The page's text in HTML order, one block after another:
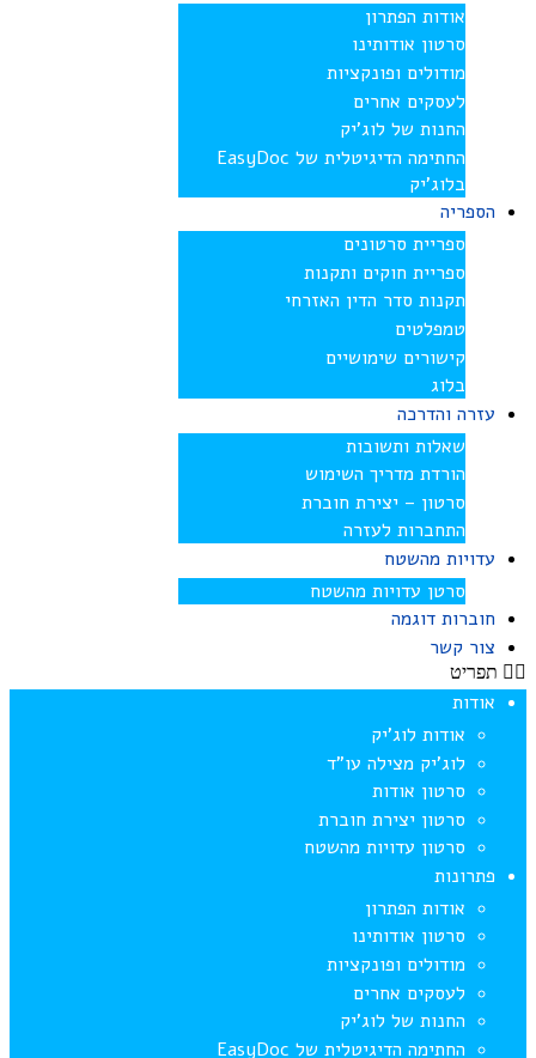
אודות הפתרון
סרטון אודותינו
מודולים ופונקציות
לעסקים אחרים
החנות של לוג’יק
החתימה הדיגיטלית של EasyDoc
בלוג’יק
הספריה
ספריית סרטונים
ספריית חוקים ותקנות
תקנות סדר הדין האזרחי
טמפלטים
קישורים שימושיים
בלוג
עזרה והדרכה
שאלות ותשובות
הורדת מדריך השימוש
סרטון – יצירת חוברת
התחברות לעזרה
עדויות מהשטח
סרטן עדויות מהשטח
חוברות דוגמה
צור קשר
תפריט
אודות
אודות לוג’יק
לוג’יק מצילה עו”ד
סרטון אודות
סרטון יצירת חוברת
סרטון עדויות מהשטח
פתרונות
אודות הפתרון
סרטון אודותינו
מודולים ופונקציות
לעסקים אחרים
החנות של לוג’יק
החתימה הדיגיטלית של EasyDoc